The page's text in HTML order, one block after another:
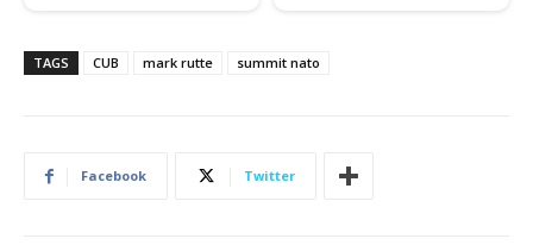
TAGS CUB mark rutte summit nato
Facebook Twitter